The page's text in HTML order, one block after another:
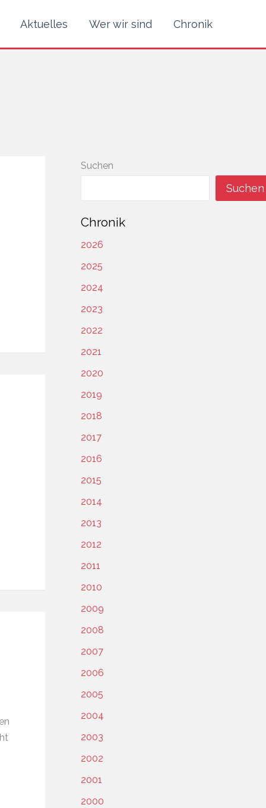
Aktuelles Wer wir sind Chronik
Suchen
Suchen
Chronik
2026
2025
2024
2023
2022
2021
2020
2019
2018
2017
2016
2015
2014
2013
2012
2011
2010
2009
2008
2007
2006
2005
2004
2003
2002
2001
2000